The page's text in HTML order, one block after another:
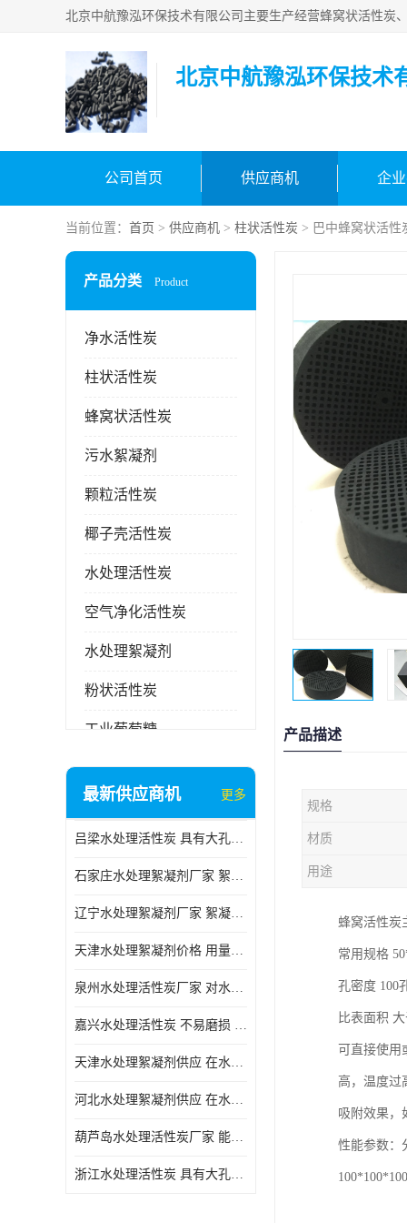
北京中航豫泓环保技术
公司首页 供应商机 企
当前位置： 首页 > 供应商机 > 柱状活性炭 > 巴中蜂窝状活性
产品分类 Product
净水活性炭
柱状活性炭
蜂窝状活性炭
污水絮凝剂
颗粒活性炭
椰子壳活性炭
水处理活性炭
空气净化活性炭
水处理絮凝剂
粉状活性炭
工业葡萄糖
废气处理活性炭
块状活性炭
最新供应商机 更多
吕梁水处理活性炭 具有大孔结构 适用于多种水处理工艺和需求
石家庄水处理絮凝剂厂家 絮凝速度快 便于后续的沉淀和过滤处理
辽宁水处理絮凝剂厂家 絮凝效果好 使水质得到明显的改善
天津水处理絮凝剂价格 用量相对较少 便于后续的沉淀和过滤处理
泉州水处理活性炭厂家 对水中的微小颗粒有较好的去除效果
嘉兴水处理活性炭 不易磨损 碎裂和粉化 能够吸附大分子有机物
天津水处理絮凝剂供应 在水中的稳定性较好 絮凝速度快
河北水处理絮凝剂供应 在水中的稳定性较好 用量相对较少
葫芦岛水处理活性炭厂家 能够吸附大分子有机物 可再生能力较强
浙江水处理活性炭 具有大孔结构 具有较高的吸附能力
产品描述
规格
材质
用途
蜂窝活性炭
常用规格
孔密度 100
比表面积
可直接使用
高，温度过
吸附效果，
性能参数：